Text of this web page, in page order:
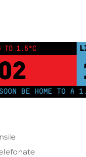
TO 1.5°C
HOME TO A